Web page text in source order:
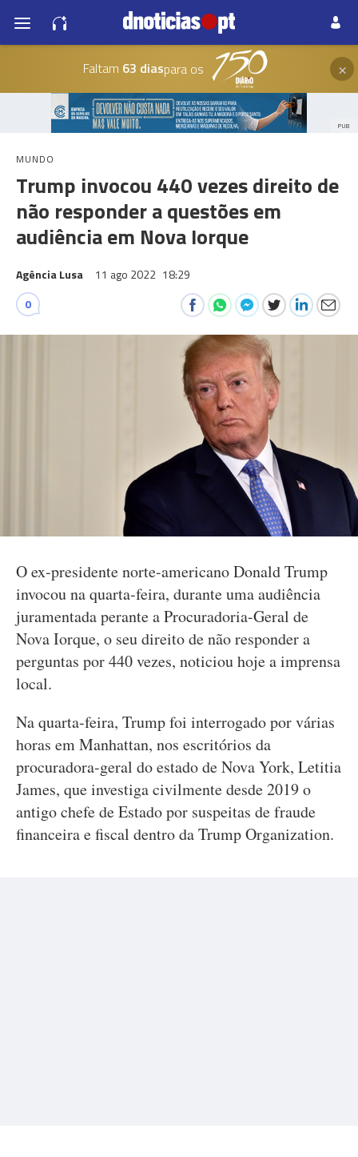
Faltam 63 diaspara os ×
PUB
MUNDO
Trump invocou 440 vezes direito de
não responder a questões em
audiência em Nova Iorque
Agência Lusa 11 ago 2022 18:29
0
O ex-presidente norte-americano Donald Trump
invocou na quarta-feira, durante uma audiência
juramentada perante a Procuradoria-Geral de
Nova Iorque, o seu direito de não responder a
perguntas por 440 vezes, noticiou hoje a imprensa
local.
Na quarta-feira, Trump foi interrogado por várias
horas em Manhattan, nos escritórios da
procuradora-geral do estado de Nova York, Letitia
James, que investiga civilmente desde 2019 o
antigo chefe de Estado por suspeitas de fraude
financeira e fiscal dentro da Trump Organization.